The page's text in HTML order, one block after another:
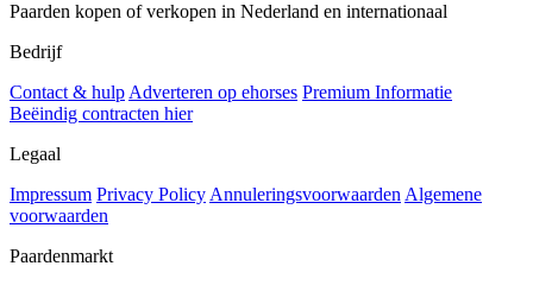
Paarden kopen of verkopen in Nederland en internationaal
Bedrijf
Contact & hulp Adverteren op ehorses Premium Informatie
Beëindig contracten hier
Legaal
Impressum Privacy Policy Annuleringsvoorwaarden Algemene
voorwaarden
Paardenmarkt